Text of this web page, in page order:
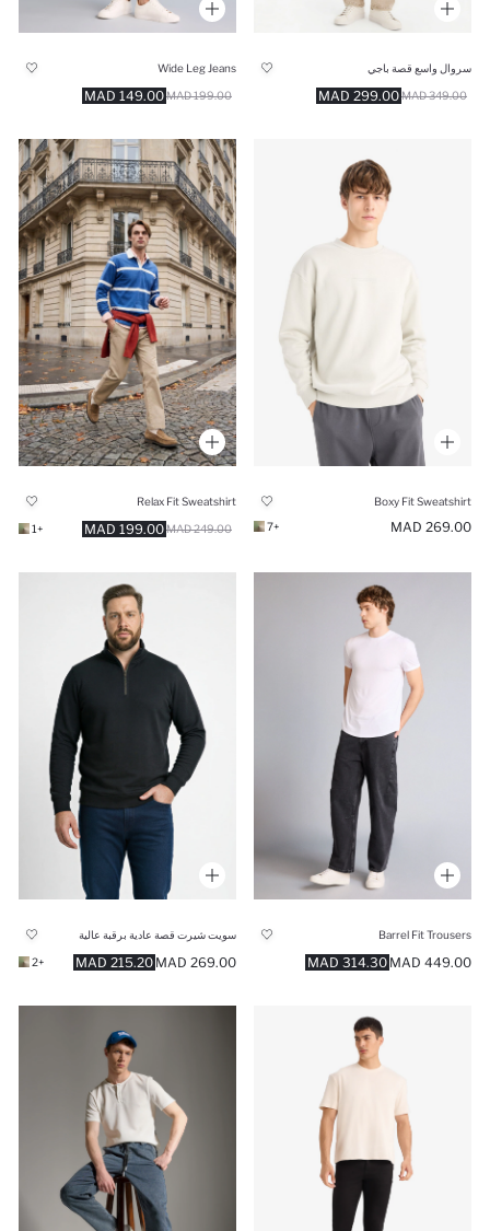
سروال واسع قصة باجي
299.00 MAD 349.00 MAD
Wide Leg Jeans
149.00 MAD 199.00 MAD
Boxy Fit Sweatshirt
269.00 MAD
+7
Relax Fit Sweatshirt
199.00 MAD 249.00 MAD
+1
Barrel Fit Trousers
314.30 MAD 449.00 MAD
سويت شيرت قصة عادية برقبة عالية
215.20 MAD 269.00 MAD
+2